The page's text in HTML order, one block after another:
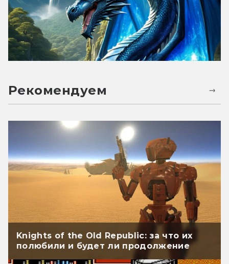
Рекомендуем
Knights of the Old Republic: за что их
полюбили и будет ли продолжение